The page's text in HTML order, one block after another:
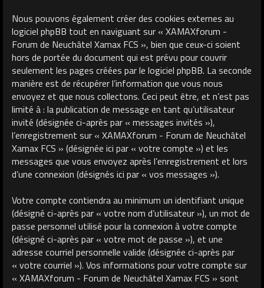
Nous pouvons également créer des cookies externes au
logiciel phpBB tout en naviguant sur « XAMAXforum -
Forum de Neuchâtel Xamax FCS », bien que ceux-ci soient
hors de portée du document qui est prévu pour couvrir
seulement les pages créées par le logiciel phpBB. La seconde
manière est de récupérer l’information que vous nous
envoyez et que nous collectons. Ceci peut être, et n’est pas
limité à : la publication de message en tant qu’utilisateur
invité (désignée ci-après par « messages invités »),
l’enregistrement sur « XAMAXforum - Forum de Neuchâtel
Xamax FCS » (désignée ici par « votre compte ») et les
messages que vous envoyez après l’enregistrement et lors
d’une connexion (désignés ici par « vos messages »).
Votre compte contiendra au minimum un identifiant unique
(désigné ci-après par « votre nom d’utilisateur »), un mot de
passe personnel utilisé pour la connexion à votre compte
(désigné ci-après par « votre mot de passe »), et une
adresse courriel personnelle valide (désignée ci-après par
« votre courriel »). Vos informations pour votre compte sur
« XAMAXforum - Forum de Neuchâtel Xamax FCS » sont